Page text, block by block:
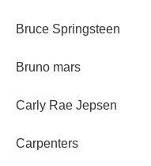
Bruce Springsteen
Bruno mars
Carly Rae Jepsen
Carpenters